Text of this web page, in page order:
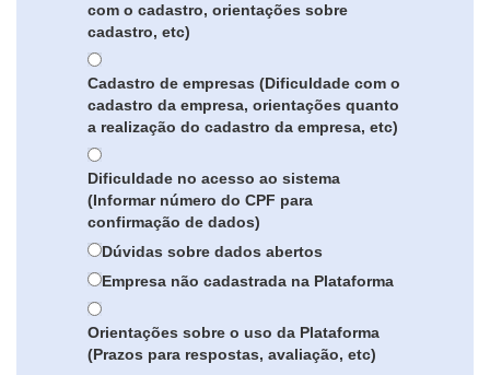
com o cadastro, orientações sobre
cadastro, etc)
Cadastro de empresas (Dificuldade com o
cadastro da empresa, orientações quanto
a realização do cadastro da empresa, etc)
Dificuldade no acesso ao sistema
(Informar número do CPF para
confirmação de dados)
Dúvidas sobre dados abertos
Empresa não cadastrada na Plataforma
Orientações sobre o uso da Plataforma
(Prazos para respostas, avaliação, etc)